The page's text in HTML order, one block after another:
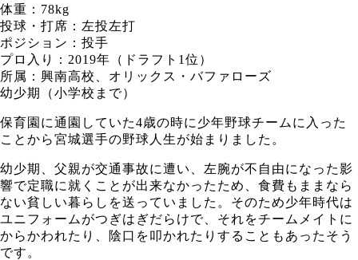
体重：78kg
投球・打席：左投左打
ポジション：投手
プロ入り：2019年（ドラフト1位）
所属：興南高校、オリックス・バファローズ
幼少期（小学校まで）
保育園に通園していた4歳の時に少年野球チームに入った
ことから宮城選手の野球人生が始まりました。
幼少期、父親が交通事故に遭い、左腕が不自由になった影
響で定職に就くことが出来なかったため、食費もままなら
ない貧しい暮らしを送っていました。そのため少年時代は
ユニフォームがつぎはぎだらけで、それをチームメイトに
からかわれたり、陰口を叩かれたりすることもあったそう
です。